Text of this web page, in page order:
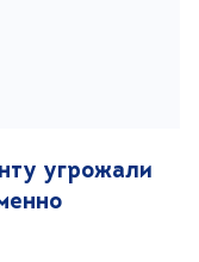
угрожали